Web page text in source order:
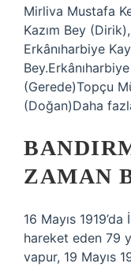
Mirliva Mustafa
Kazım Bey
Erkânıharbiye
(Gerede)Topçu
(Doğan)Daha
ZAMAN
16 Mayıs
hareket eden 79
vapur, 19 Mayıs